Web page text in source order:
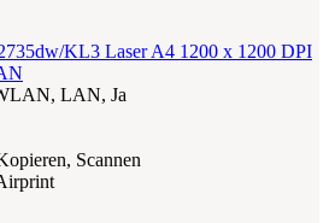
KL3 Laser A4 1200 x 1200 DPI
LAN, Ja
Scannen